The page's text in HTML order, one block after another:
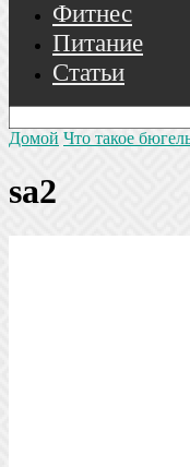
Фитнес
Питание
Статьи
Домой Что такое
sa2